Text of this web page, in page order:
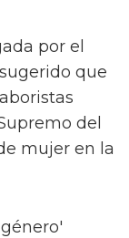
por el
que
del
mujer en la